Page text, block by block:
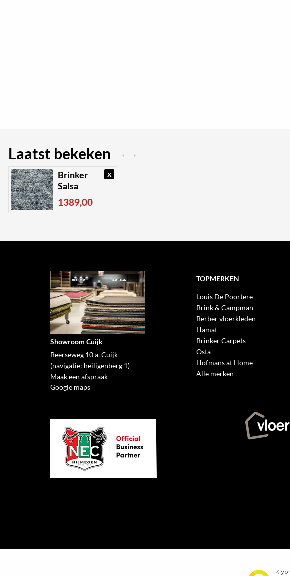
Laatst bekeken
x
Brinker
Salsa
1389,00
Showroom Cuijk
Beerseweg 10 a, Cuijk
(navigatie: heiligenberg 1)
Maak een afspraak
Google maps
TOPMERKEN
Louis De Poortere
Brink & Campman
Berber vloerkleden
Hamat
Brinker Carpets
Osta
Hofmans at Home
Alle merken